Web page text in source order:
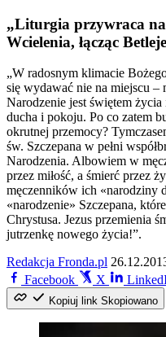
„Liturgia przywraca
Wcielenia, łącząc
„W radosnym klimacie
się wydawać nie na miejscu –
Narodzenie jest świętem
ducha i pokoju. Po co zatem
okrutnej przemocy?
św. Szczepana w pełni
Narodzenia. Albowiem w
przez miłość, a śmierć przez
męczenników ich «narodziny
«narodzenie» Szczepana,
Chrystusa. Jezus przemienia
jutrzenkę nowego życia!”.
Redakcja Fronda.pl
Facebook
X
Kopiuj link Skopiowano